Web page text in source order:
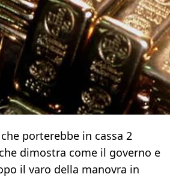
porterebbe in cassa 2
dimostra come il governo e
il varo della manovra in